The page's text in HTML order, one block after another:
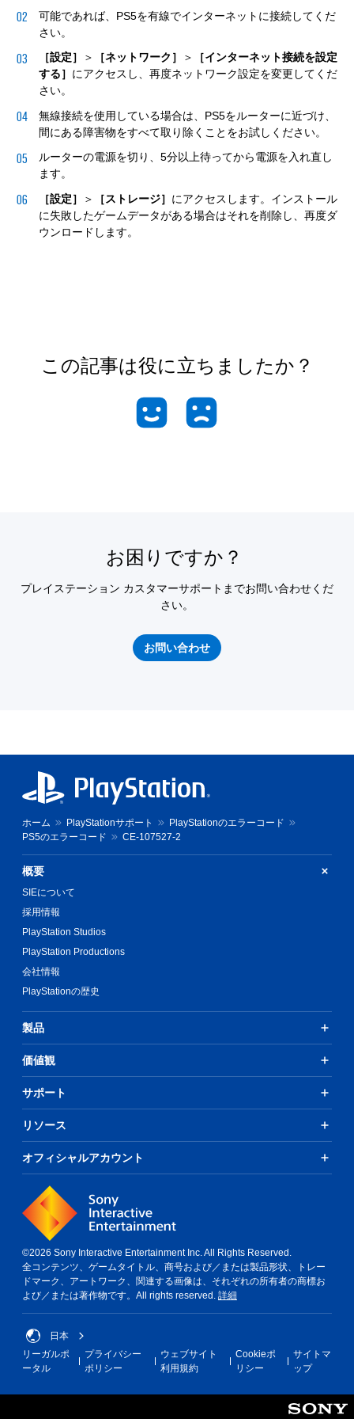
可能であれば、PS5を有線でインターネットに接続してくだ
さい。
［設定］
＞ ［ネットワーク］ ＞
［インターネット接続を設定
する］ にアクセスし、再度ネットワーク設定を変更してくだ
さい。
無線接続を使用している場合は、PS5をルーターに近づけ、
間にある障害物をすべて取り除くことをお試しください。
ルーターの電源を切り、5分以上待ってから電源を入れ直し
ます。
［設定］
＞ ［ストレージ］ にアクセスします。インストール
に失敗したゲームデータがある場合はそれを削除し、再度ダ
ウンロードします。
この記事は役に立ちましたか？
お困りですか？
プレイステーション カスタマーサポートまでお問い合わせくだ
さい。
お問い合わせ
ホーム PlayStationサポート
PlayStationのエラーコード
PS5のエラーコード
CE-107527-2
概要
SIEについて
採用情報
PlayStation Studios
PlayStation Productions
会社情報
PlayStationの歴史
製品
価値観
サポート
リソース
オフィシャルアカウント
©2026 Sony Interactive Entertainment Inc. All Rights Reserved.
全コンテンツ、ゲームタイトル、商号および／または製品形状、トレー
ドマーク、アートワーク、関連する画像は、それぞれの所有者の商標お
よび／または著作物です。All rights reserved. 詳細
日本
リーガルポ
ータル
プライバシー
ポリシー
ウェブサイト
利用規約
Cookieポ
リシー
サイトマ
ップ